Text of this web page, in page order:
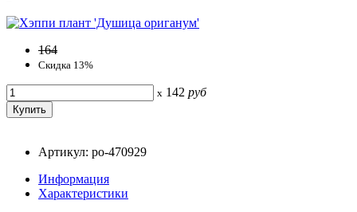
164
Скидка 13%
x 142 руб
Артикул: po-470929
Информация
Характеристики